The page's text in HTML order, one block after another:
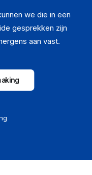
we die in een
gesprekken zijn
aan vast.